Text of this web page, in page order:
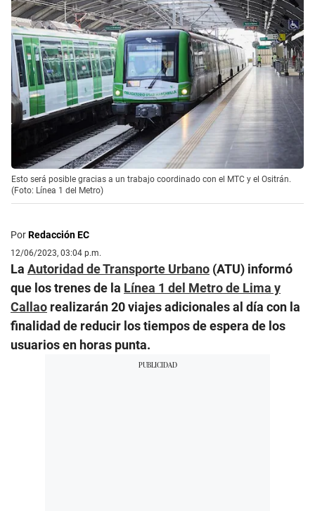
Esto será posible gracias a un trabajo coordinado con el MTC y el Ositrán.
(Foto: Línea 1 del Metro)
PorRedacción EC
12/06/2023, 03:04 p.m.
La Autoridad de Transporte Urbano (ATU) informó
que los trenes de la Línea 1 del Metro de Lima y
Callao realizarán 20 viajes adicionales al día con la
finalidad de reducir los tiempos de espera de los
usuarios en horas punta.